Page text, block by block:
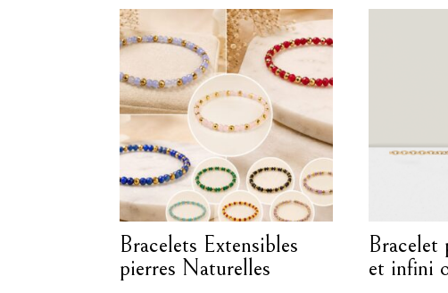
Bracelets Extensibles
pierres Naturelles
et infini